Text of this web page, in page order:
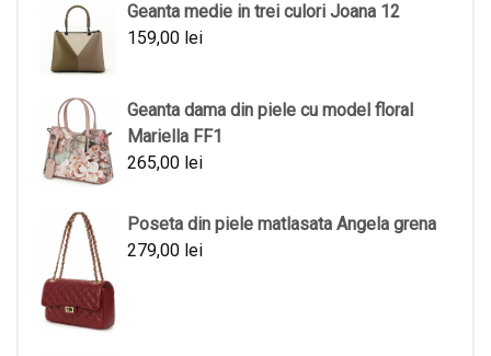
Geanta medie in trei culori Joana 12
159,00 lei
Geanta dama din piele cu model floral
Mariella FF1
265,00 lei
Poseta din piele matlasata Angela grena
279,00 lei